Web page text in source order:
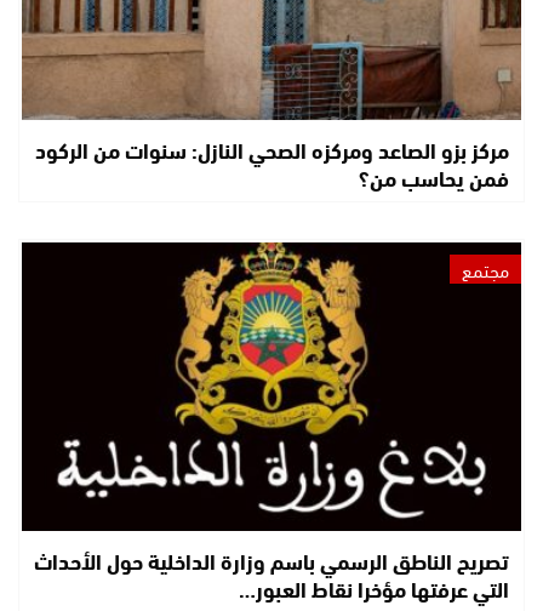
مركز بزو الصاعد ومركزه الصحي النازل: سنوات من الركود
فمن يحاسب من؟
مجتمع
تصريح الناطق الرسمي باسم وزارة الداخلية حول الأحداث
التي عرفتها مؤخرا نقاط العبور…